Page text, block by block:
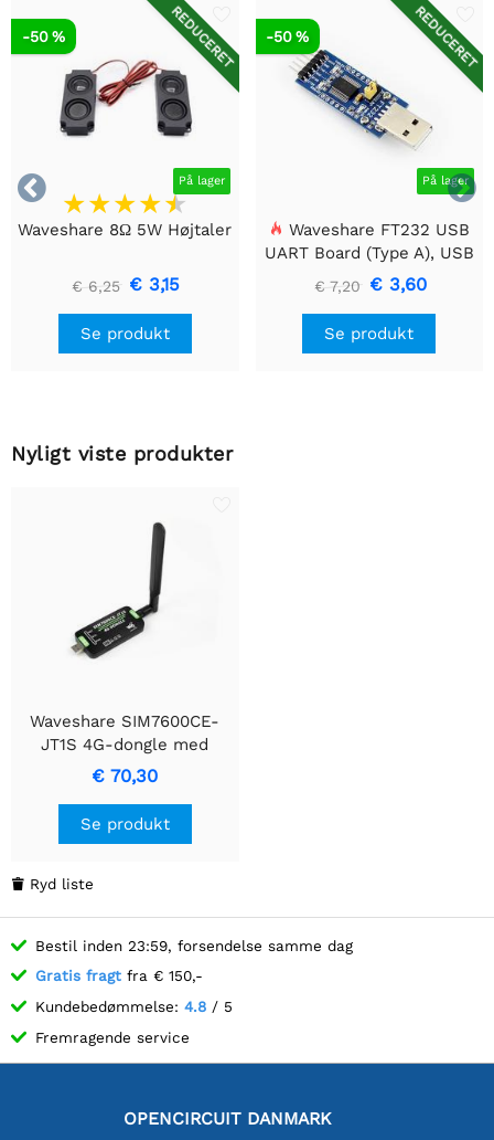


REDUCERET
På lager
-50 %
Waveshare 8Ω 5W Højtaler
€ 6,25 € 3,15
Se produkt
REDUCERET
På lager
-50 %
Waveshare FT232 USB
UART Board (Type A), USB
til TTL (UART)
kommunikationsmodul
€ 7,20 € 3,60
Se produkt
Nyligt viste produkter
Waveshare SIM7600CE-
JT1S 4G-dongle med
antenne, industrigrad 4G
kommunikationsenhed, til
Kina
€ 70,30
Se produkt
 Ryd liste
Bestil inden 23:59, forsendelse samme dag
Gratis fragt fra € 150,-
Kundebedømmelse: 4.8 / 5
Fremragende service
OPENCIRCUIT DANMARK